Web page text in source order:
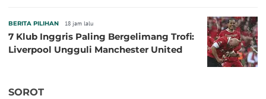
BERITA PILIHAN 18 jam lalu
7 Klub Inggris Paling Bergelimang Trofi:
Liverpool Ungguli Manchester United
SOROT